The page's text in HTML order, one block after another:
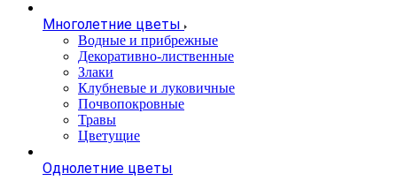
Многолетние цветы
Водные и прибрежные
Декоративно-лиственные
Злаки
Клубневые и луковичные
Почвопокровные
Травы
Цветущие
Однолетние цветы